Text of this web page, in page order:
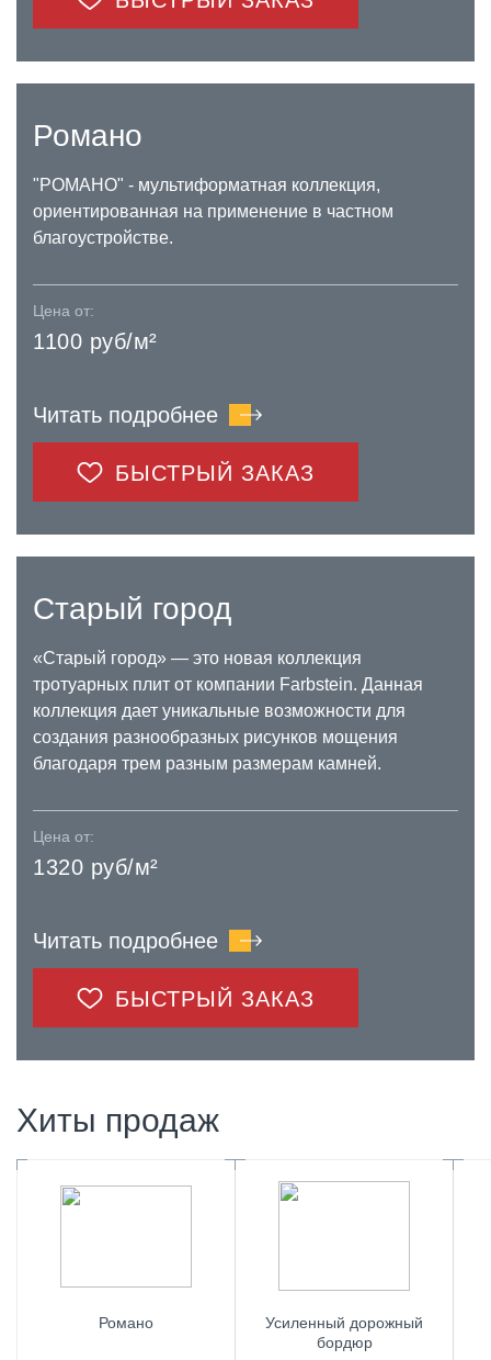
Романо
"РОМАНО" - мультиформатная коллекция,
ориентированная на применение в частном
благоустройстве.
Цена от:
1100 руб/м²
Читать подробнее
БЫСТРЫЙ ЗАКАЗ
Старый город
«Старый город» — это новая коллекция
тротуарных плит от компании Farbstein. Данная
коллекция дает уникальные возможности для
создания разнообразных рисунков мощения
благодаря трем разным размерам камней.
Цена от:
1320 руб/м²
Читать подробнее
БЫСТРЫЙ ЗАКАЗ
Хиты продаж
Романо
Усиленный дорожный
бордюр